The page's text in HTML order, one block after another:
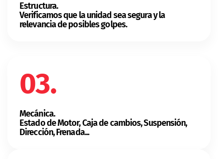
Estructura.
Verificamos que la unidad sea segura y la
relevancia de posibles golpes.
03.
Mecánica.
Estado de Motor, Caja de cambios, Suspensión,
Dirección, Frenada...